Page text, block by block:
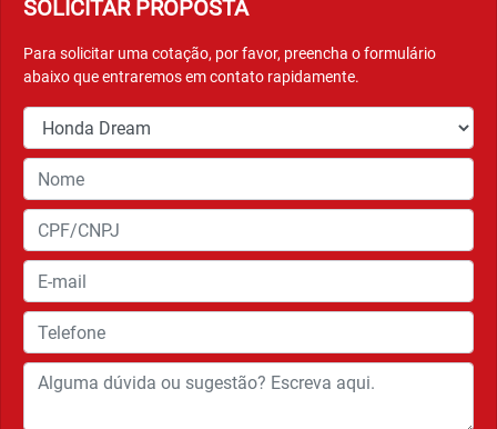
SOLICITAR PROPOSTA
Para solicitar uma cotação, por favor, preencha o formulário
abaixo que entraremos em contato rapidamente.